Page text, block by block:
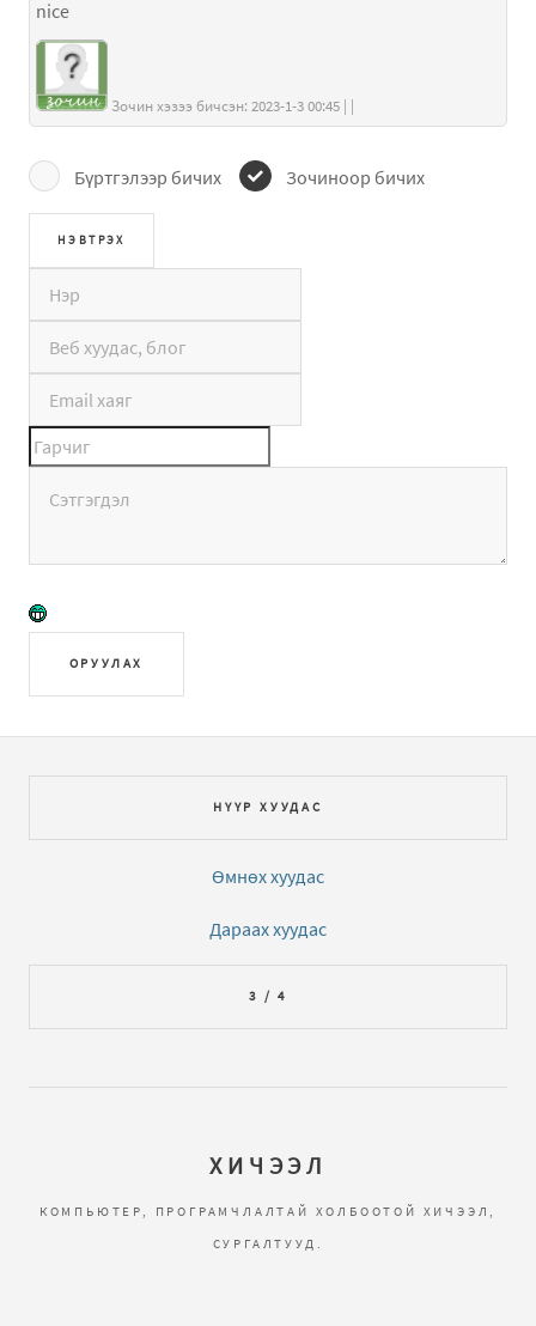
nice
Зочин хэзээ бичсэн: 2023-1-3 00:45 | |
Бүртгэлээр бичих Зочиноор бичих
ОРУУЛАХ
НҮҮР ХУУДАС
Өмнөх хуудас
Дараах хуудас
3 / 4
ХИЧЭЭЛ
КОМПЬЮТЕР, ПРОГРАМЧЛАЛТАЙ ХОЛБООТОЙ ХИЧЭЭЛ,
СУРГАЛТУУД.